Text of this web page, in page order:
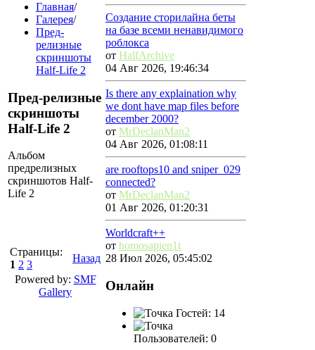
Главная/
Галерея/
Пред-
релизные
скриншоты
Half-Life 2
Пред-релизные
скриншоты
Half-Life 2
Альбом
предрелизных
скриншотов Half-
Life 2
Страницы:
1 2 3
Назад
Powered by: SMF
Gallery
Создание сторилайна беты
на базе всеми ненавидимого
роблокса
от HalfArchive
04 Авг 2026, 19:46:34
Is there any explaination why
we dont have map files before
december 2000?
от MrDeclanMan2
04 Авг 2026, 01:08:11
are rooftops10 and sniper_029
connected?
от MrDeclanMan2
01 Авг 2026, 01:20:31
Worldcraft++
от homosapien1t
28 Июл 2026, 05:45:02
Онлайн
Гостей: 14
Пользователей: 0